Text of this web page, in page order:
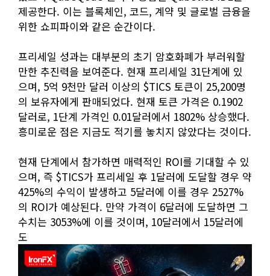
제공한다. 이는 블록체인, 코드, 계약 및 글로벌 금융을
위한 쇼피파이와 같은 순간이다.
프리세일 성과는 대부분의 초기 암호화폐가 부러워할
만한 추진력을 보여준다. 현재 프리세일 31단계에 있
으며, 5억 9천만 달러 이상의 $TICS 토큰이 25,200명
의 보유자에게 판매되었다. 현재 토큰 가격은 0.1902
달러로, 1단계 가격인 0.01달러에서 1802% 상승했다.
흥미로운 점은 지금도 적기를 놓치지 않았다는 것이다.
현재 단계에서 참가하면 매력적인 ROI를 기대할 수 있
으며, 즉 $TICS가 프리세일 후 1달러에 도달할 경우 약
425%의 수익이 발생하고 5달러에 이를 경우 2527%
의 ROI가 예상된다. 만약 가격이 6달러에 도달하면 그
수치는 3053%에 이를 것이며, 10달러에서 15달러에
도